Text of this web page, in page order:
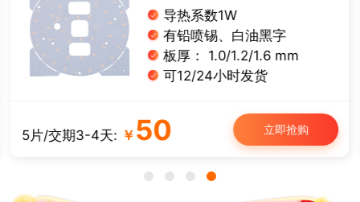
导热系数1W
有铅喷锡、白油黑字
板厚： 1.0/1.2/1.6 mm
可12/24小时发货
5片/交期3-4天: ￥ 50 立即抢购